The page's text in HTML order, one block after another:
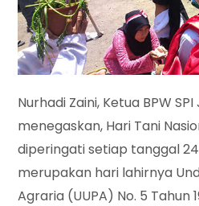
Nurhadi Zaini, Ketua BPW
menegaskan, Hari Tani
diperingati setiap tanggal
merupakan hari lahirnya
Agraria (UUPA) No. 5 Tahun